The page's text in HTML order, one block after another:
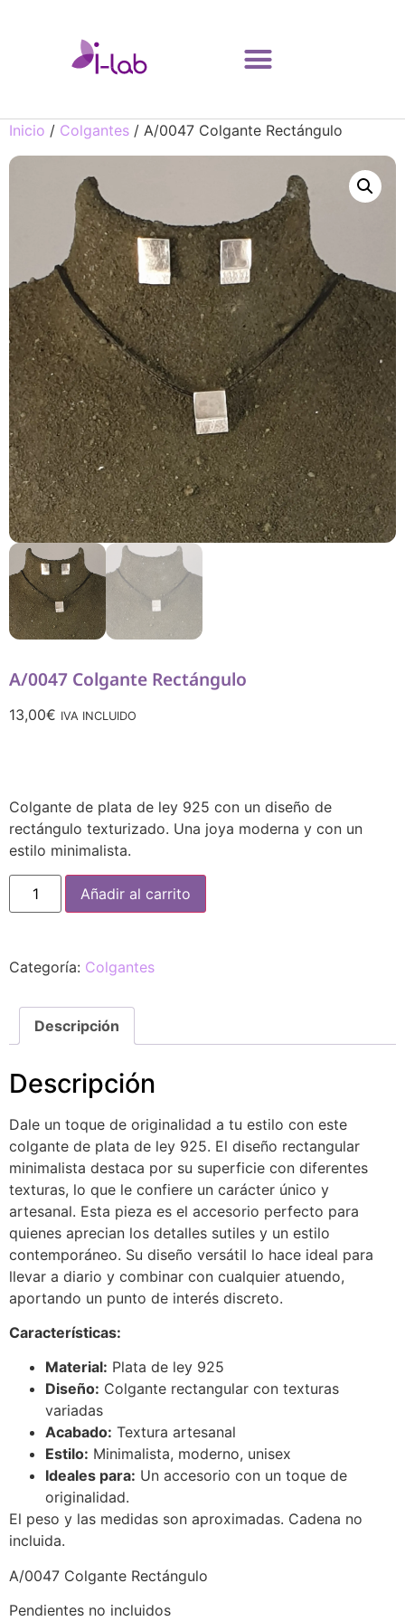
Inicio / Colgantes / A/0047 Colgante Rectángulo
A/0047 Colgante Rectángulo
13,00€ IVA INCLUIDO
Colgante de plata de ley 925 con un diseño de
rectángulo texturizado. Una joya moderna y con un
estilo minimalista.
Añadir al carrito
Categoría: Colgantes
Descripción
Descripción
Dale un toque de originalidad a tu estilo con este
colgante de plata de ley 925. El diseño rectangular
minimalista destaca por su superficie con diferentes
texturas, lo que le confiere un carácter único y
artesanal. Esta pieza es el accesorio perfecto para
quienes aprecian los detalles sutiles y un estilo
contemporáneo. Su diseño versátil lo hace ideal para
llevar a diario y combinar con cualquier atuendo,
aportando un punto de interés discreto.
Características:
Material: Plata de ley 925
Diseño: Colgante rectangular con texturas
variadas
Acabado: Textura artesanal
Estilo: Minimalista, moderno, unisex
Ideales para: Un accesorio con un toque de
originalidad.
El peso y las medidas son aproximadas. Cadena no
incluida.
A/0047 Colgante Rectángulo
Pendientes no incluidos